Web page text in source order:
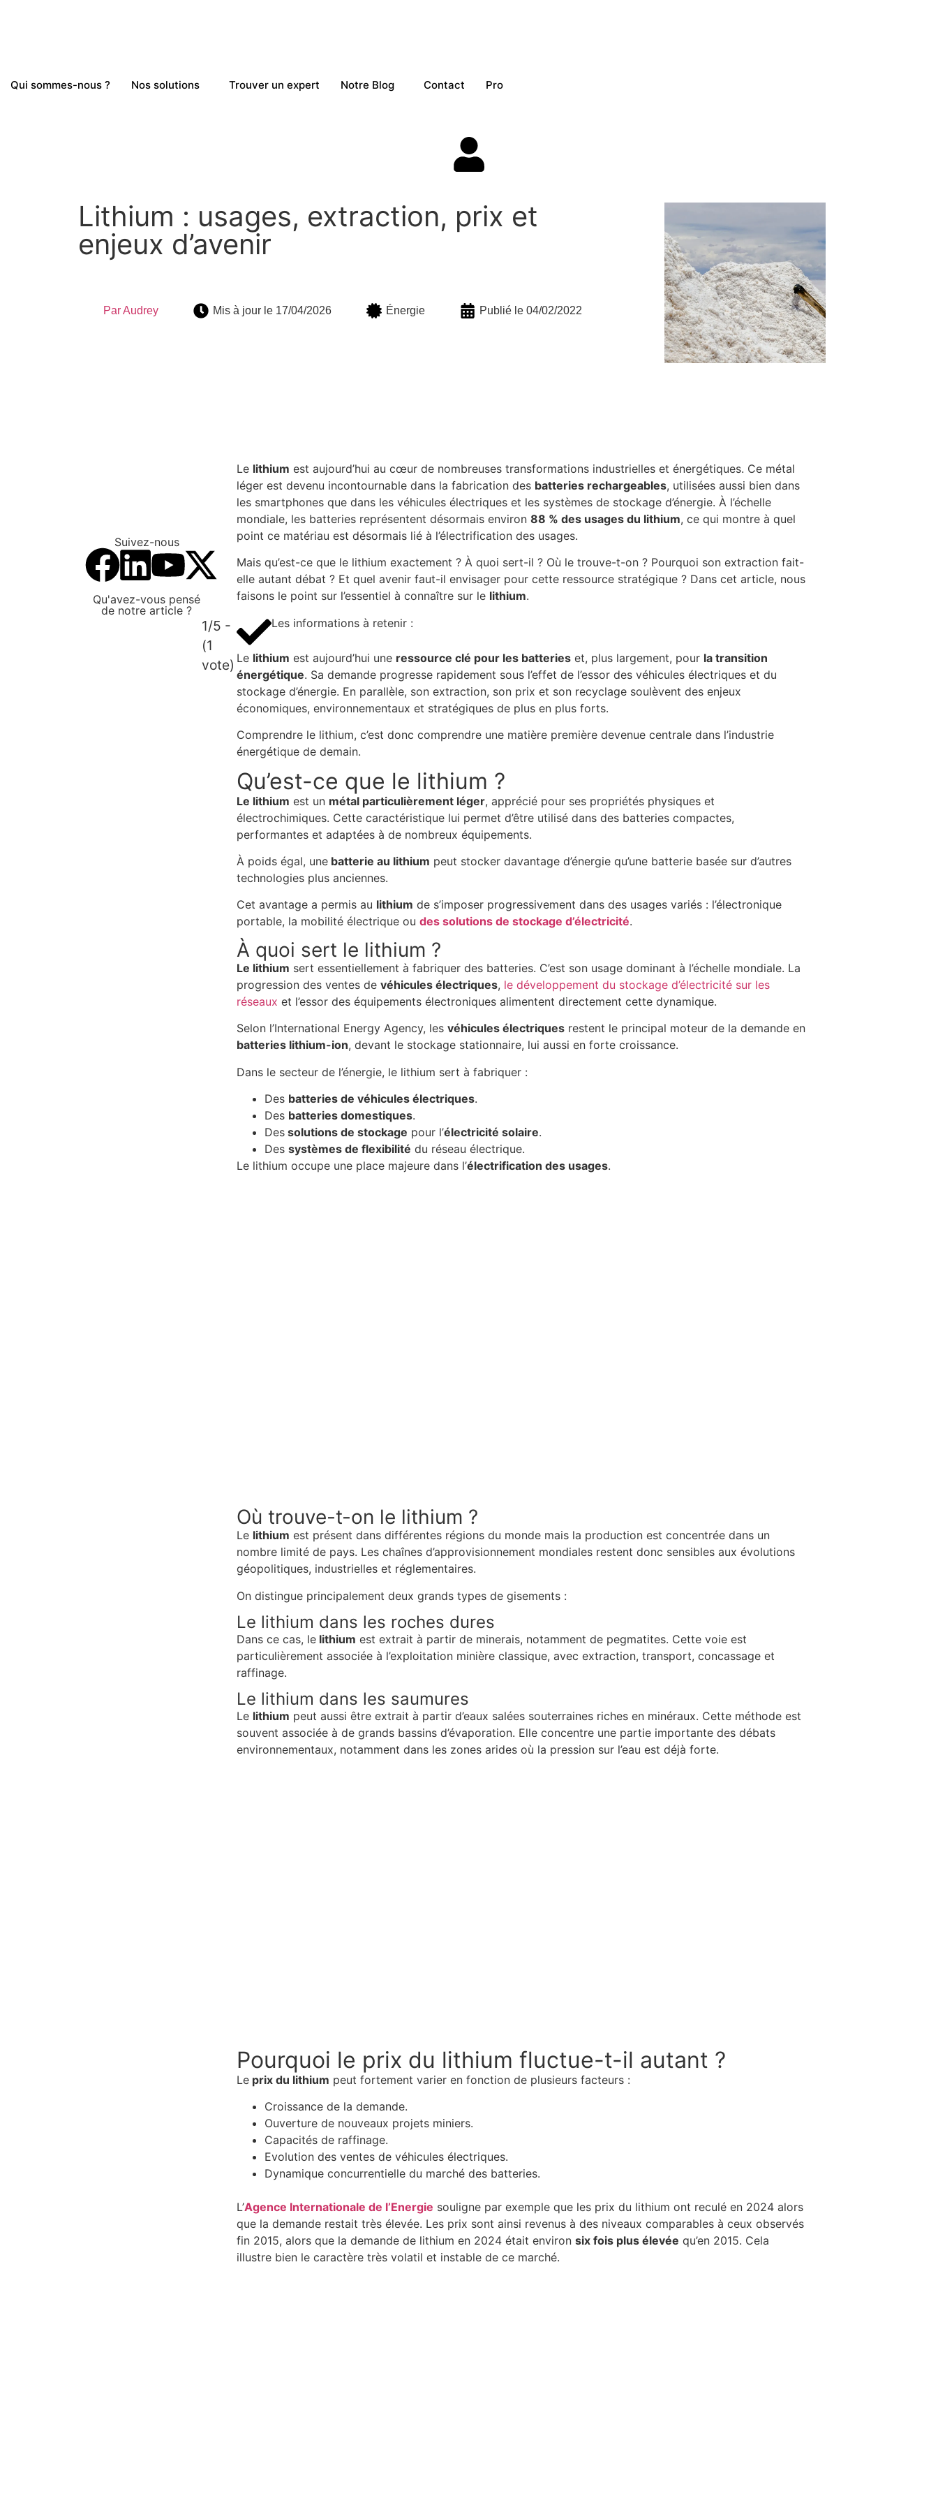
Qui sommes-nous ? Nos solutions Trouver un expert Notre Blog Contact Pro
Lithium : usages, extraction, prix et
enjeux d’avenir
ParAudrey Mis à jour le 17/04/2026 Énergie Publié le 04/02/2022
Suivez-nous
Qu'avez-vous pensé
de notre article ?
1/5 -
(1
vote)
Le lithium est aujourd’hui au cœur de nombreuses transformations industrielles et énergétiques. Ce métal
léger est devenu incontournable dans la fabrication des batteries rechargeables, utilisées aussi bien dans
les smartphones que dans les véhicules électriques et les systèmes de stockage d’énergie. À l’échelle
mondiale, les batteries représentent désormais environ 88 % des usages du lithium, ce qui montre à quel
point ce matériau est désormais lié à l’électrification des usages.
Mais qu’est-ce que le lithium exactement ? À quoi sert-il ? Où le trouve-t-on ? Pourquoi son extraction fait-
elle autant débat ? Et quel avenir faut-il envisager pour cette ressource stratégique ? Dans cet article, nous
faisons le point sur l’essentiel à connaître sur le lithium.
Les informations à retenir :
Le lithium est aujourd’hui une ressource clé pour les batterieset, plus largement, pour la transition
énergétique. Sa demande progresse rapidement sous l’effet de l’essor des véhicules électriques et du
stockage d’énergie. En parallèle, son extraction, son prix et son recyclage soulèvent des enjeux
économiques, environnementaux et stratégiques de plus en plus forts.
Comprendre le lithium, c’est donc comprendre une matière première devenue centrale dans l’industrie
énergétique de demain.
Qu’est-ce que le lithium ?
Le lithium est un métal particulièrement léger, apprécié pour ses propriétés physiques et
électrochimiques. Cette caractéristique lui permet d’être utilisé dans des batteries compactes,
performantes et adaptées à de nombreux équipements.
À poids égal, unebatterie au lithium peut stocker davantage d’énergie qu’une batterie basée sur d’autres
technologies plus anciennes.
Cet avantage a permis au lithium de s’imposer progressivement dans des usages variés : l’électronique
portable, la mobilité électrique ou des solutions de stockage d’électricité.
À quoi sert le lithium ?
Le lithium sert essentiellement à fabriquer des batteries. C’est son usage dominant à l’échelle mondiale. La
progression des ventes de véhicules électriques, le développement du stockage d’électricité sur les
réseaux et l’essor des équipements électroniques alimentent directement cette dynamique.
Selon l’International Energy Agency, les véhicules électriquesrestent le principal moteur de la demande en
batteries lithium-ion, devant le stockage stationnaire, lui aussi en forte croissance.
Dans le secteur de l’énergie, le lithium sert à fabriquer :
Des batteries de véhicules électriques.
Des batteries domestiques.
Dessolutions de stockage pour l’électricité solaire.
Des systèmes de flexibilité du réseau électrique.
Le lithium occupe une place majeure dans l’électrification des usages.
Où trouve-t-on le lithium ?
Le lithium est présent dans différentes régions du monde mais la production est concentrée dans un
nombre limité de pays. Les chaînes d’approvisionnement mondiales restent donc sensibles aux évolutions
géopolitiques, industrielles et réglementaires.
On distingue principalement deux grands types de gisements :
Le lithium dans les roches dures
Dans ce cas, lelithium est extrait à partir de minerais, notamment de pegmatites. Cette voie est
particulièrement associée à l’exploitation minière classique, avec extraction, transport, concassage et
raffinage.
Le lithium dans les saumures
Le lithium peut aussi être extrait à partir d’eaux salées souterraines riches en minéraux. Cette méthode est
souvent associée à de grands bassins d’évaporation. Elle concentre une partie importante des débats
environnementaux, notamment dans les zones arides où la pression sur l’eau est déjà forte.
Pourquoi le prix du lithium fluctue-t-il autant ?
Leprix du lithium peut fortement varier en fonction de plusieurs facteurs :
Croissance de la demande.
Ouverture de nouveaux projets miniers.
Capacités de raffinage.
Evolution des ventes de véhicules électriques.
Dynamique concurrentielle du marché des batteries.
L’Agence Internationale de l’Energie souligne par exemple que les prix du lithium ont reculé en 2024 alors
que la demande restait très élevée. Les prix sont ainsi revenus à des niveaux comparables à ceux observés
fin 2015, alors que la demande de lithium en 2024 était environ six fois plus élevée qu’en 2015. Cela
illustre bien le caractère très volatil et instable de ce marché.